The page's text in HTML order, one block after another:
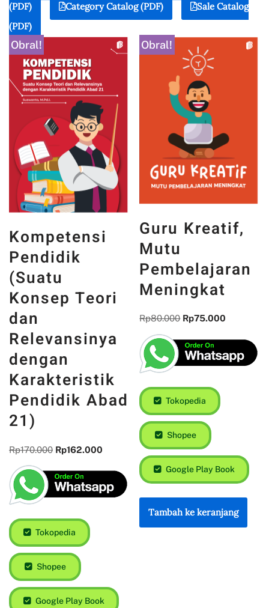
(PDF)
Category Catalog (PDF)
Sale Catalog
(PDF)
Obral!
Kompetensi
Pendidik
(Suatu
Konsep Teori
dan
Relevansinya
dengan
Karakteristik
Pendidik Abad
21)
Rp170.000 Rp162.000
Tokopedia
Shopee
Google Play Book
Obral!
Guru Kreatif,
Mutu
Pembelajaran
Meningkat
Rp80.000 Rp75.000
Tokopedia
Shopee
Google Play Book
Tambah ke keranjang